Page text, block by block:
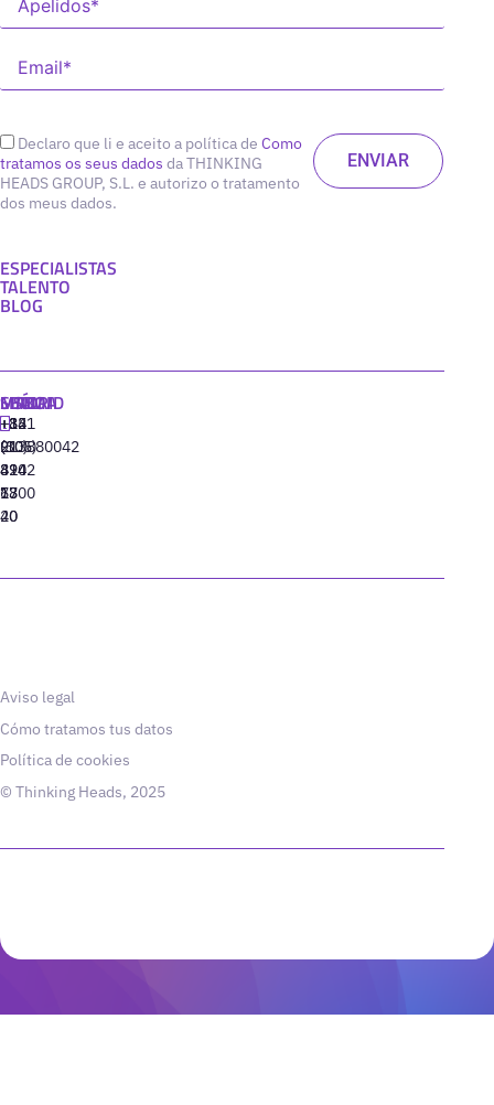
Declaro que li e aceito a política de Como
tratamos os seus dados da THINKING
HEADS GROUP, S.L. e autorizo o tratamento
dos meus dados.
ESPECIALISTAS
TALENTO
BLOG
MADRID
+34
91
310
77
40
MIAMI
+1
(305)
424
13
20
SEÚL
+82
(10)
8942
6800
LISBOA
‪+351
213880042
Aviso legal
Cómo tratamos tus datos
Política de cookies
© Thinking Heads, 2025